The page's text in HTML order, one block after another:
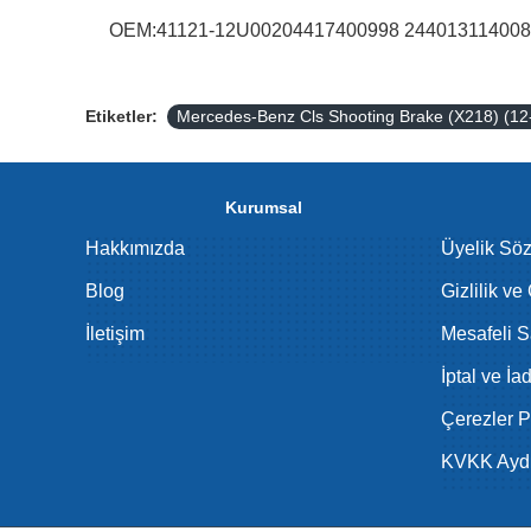
OEM:41121-12U00204417400998
Etiketler: Mercedes-Benz Cls Shooting Brake (X218)
Kurumsal
Hakkımızda
Blog
İletişim
Üyelik
Gizlilik ve
Mesafeli
İptal ve
Çerezler
KVKK